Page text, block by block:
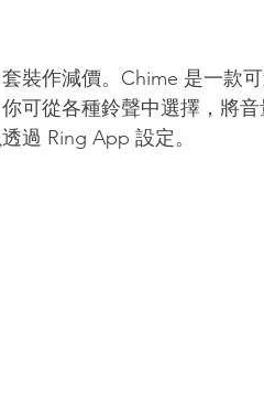
裝作減價。Chime 是一款
可從各種鈴聲中選擇，將
過 Ring App 設定。